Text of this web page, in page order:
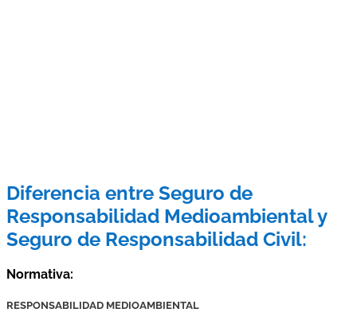
Diferencia entre Seguro de
Responsabilidad Medioambiental y
Seguro de Responsabilidad Civil:
Normativa:
RESPONSABILIDAD MEDIOAMBIENTAL